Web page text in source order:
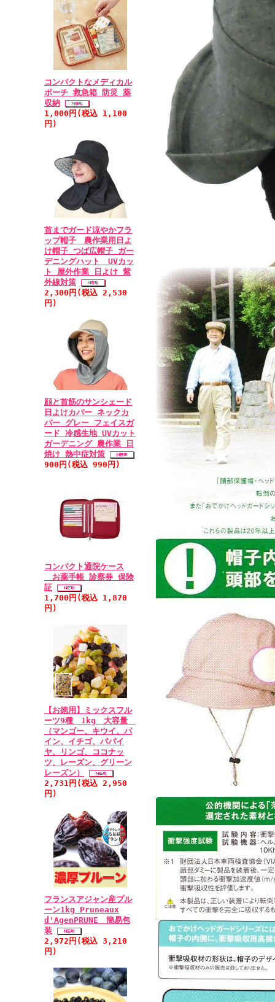
コンパクトなメディカル
ポーチ 救急箱 防災 薬
収納
1,000円(税込 1,100
円)
首までガード涼やかフラ
ップ帽子 農作業用日よ
け帽子 つば広帽子 ガー
デニングハット UVカッ
ト 屋外作業 日よけ 紫
外線対策
2,300円(税込 2,530
円)
顔と首筋のサンシェード
日よけカバー ネックカ
バー グレー フェイスガ
ード 冷感生地 UVカット
ガーデニング 農作業 日
焼け 熱中症対策
900円(税込 990円)
コンパクト通院ケース
お薬手帳 診察券 保険
証
1,700円(税込 1,870
円)
【お徳用】ミックスフル
ーツ9種 1kg 大容量
（マンゴー、キウイ、パ
イン、イチゴ、パパイ
ヤ、リンゴ、ココナッ
ツ、レーズン、グリーン
レーズン）
2,731円(税込 2,950
円)
フランスアジャン産プル
ーン1kg Pruneaux
d'AgenPRUNE 簡易包
装
2,972円(税込 3,210
円)